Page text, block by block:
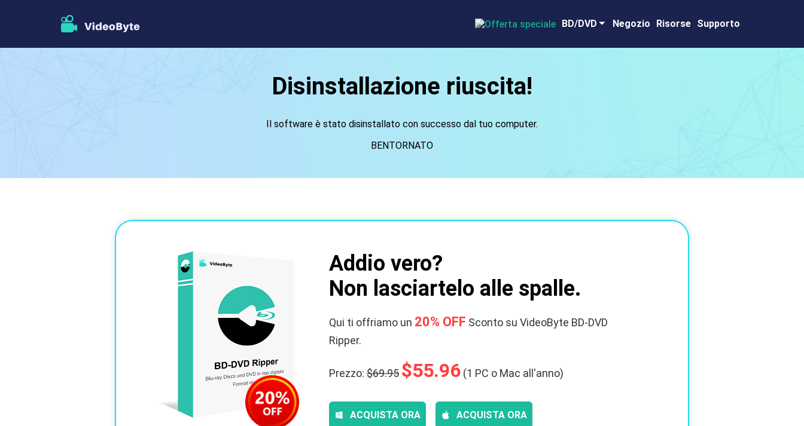
BD/DVD Negozio Risorse Supporto
Disinstallazione riuscita!
Il software è stato disinstallato con successo dal tuo computer.
BENTORNATO
Addio vero?
Non lasciartelo alle spalle.
Qui ti offriamo un 20% OFF Sconto su VideoByte BD-DVD
Ripper.
Prezzo: $69.95 $55.96 (1 PC o Mac all'anno)
ACQUISTA ORA ACQUISTA ORA